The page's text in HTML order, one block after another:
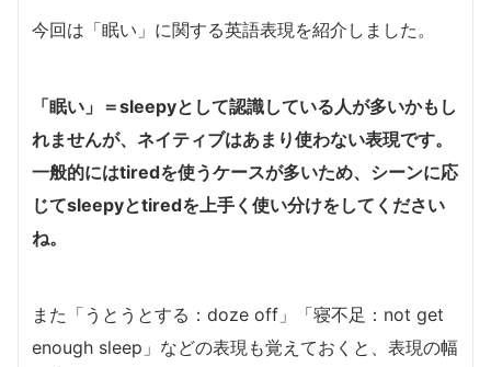
今回は「眠い」に関する英語表現を紹介しました。
「眠い」＝sleepyとして認識している人が多いかもし
れませんが、ネイティブはあまり使わない表現です。
一般的にはtiredを使うケースが多いため、シーンに応
じてsleepyとtiredを上手く使い分けをしてください
ね。
また「うとうとする：doze off」「寝不足：not get
enough sleep」などの表現も覚えておくと、表現の幅